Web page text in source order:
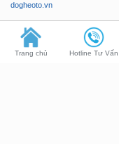
dogheoto.vn
Trang chủ Hotline Tư Vấn